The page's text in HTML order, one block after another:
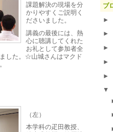
課題解決の現場を分
かりやすくご説明く
ださいました。
講義の最後には、熱
心に聴講してくれた
お礼として参加者全
した。☆山城さんはマクド
（左）
本学科の疋田教授、
ブ
►
►
►
►
►
▼